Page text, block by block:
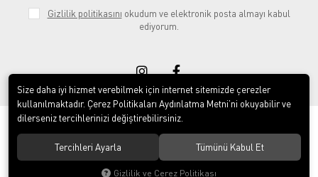
Gizlilik politikasını okudum ve elektronik posta almayı kabul
ediyorum.
© 2020Yayla Kuruyemiş İç ve Dış Ticaret Gıda Sanayi Limited Şirketi
hakları saklıdır.
Size daha iyi hizmet verebilmek için internet sitemizde çerezler
kullanılmaktadır. Çerez Politikaları Aydınlatma Metni’ni okuyabilir ve
dilerseniz tercihlerinizi değiştirebilirsiniz.
Tercihleri Ayarla Tümünü Kabul Et
Gizlilik ve Çerez Politikası